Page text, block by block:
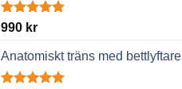
Betygsatt
990 kr
Anatomiskt träns med bettlyftare